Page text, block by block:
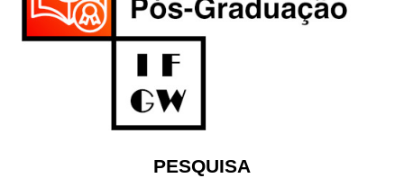
PESQUISA